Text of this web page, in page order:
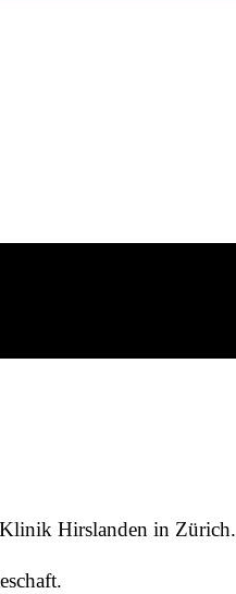
Hirslanden in Zürich.